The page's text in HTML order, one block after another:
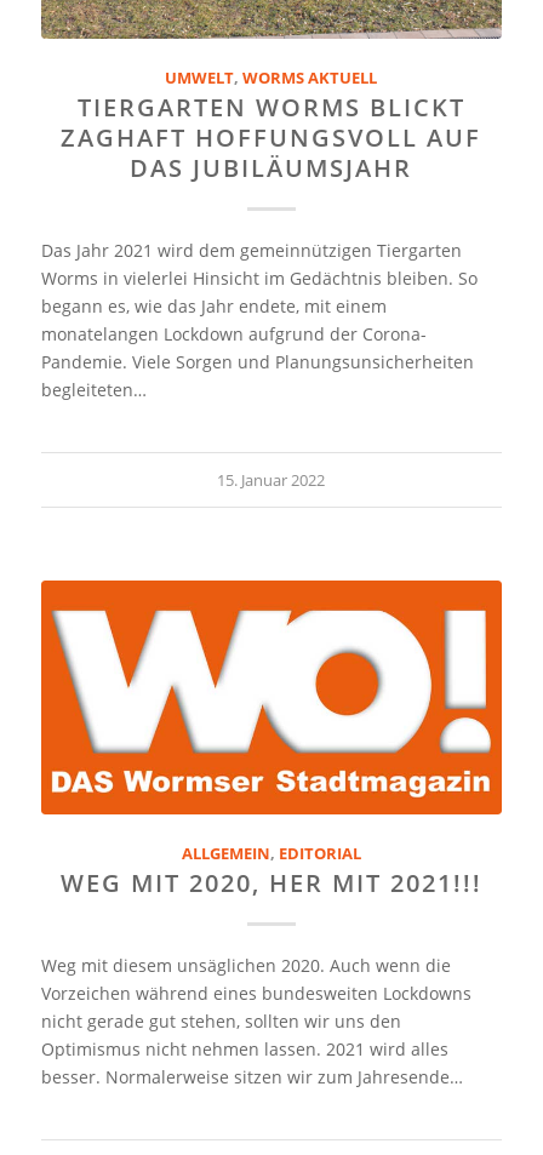
UMWELT,WORMS AKTUELL
TIERGARTEN WORMS BLICKT
ZAGHAFT HOFFUNGSVOLL AUF
DAS JUBILÄUMSJAHR
Das Jahr 2021 wird dem gemeinnützigen Tiergarten
Worms in vielerlei Hinsicht im Gedächtnis bleiben. So
begann es, wie das Jahr endete, mit einem
monatelangen Lockdown aufgrund der Corona-
Pandemie. Viele Sorgen und Planungsunsicherheiten
begleiteten…
15. Januar 2022
ALLGEMEIN, EDITORIAL
WEG MIT 2020, HER MIT 2021!!!
Weg mit diesem unsäglichen 2020. Auch wenn die
Vorzeichen während eines bundesweiten Lockdowns
nicht gerade gut stehen, sollten wir uns den
Optimismus nicht nehmen lassen. 2021 wird alles
besser. Normalerweise sitzen wir zum Jahresende…